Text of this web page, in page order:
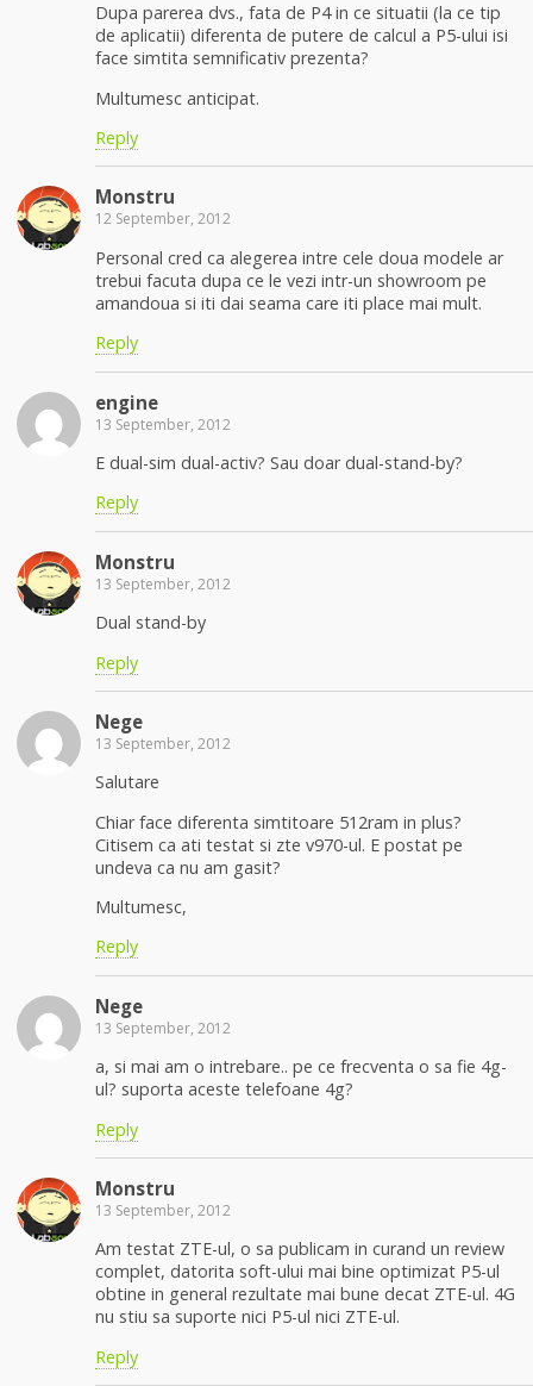
Dupa parerea dvs., fata de P4 in ce situatii (la ce tip
de aplicatii) diferenta de putere de calcul a P5-ului isi
face simtita semnificativ prezenta?
Multumesc anticipat.
Reply
Monstru
12 September, 2012
Personal cred ca alegerea intre cele doua modele ar
trebui facuta dupa ce le vezi intr-un showroom pe
amandoua si iti dai seama care iti place mai mult.
Reply
engine
13 September, 2012
E dual-sim dual-activ? Sau doar dual-stand-by?
Reply
Monstru
13 September, 2012
Dual stand-by
Reply
Nege
13 September, 2012
Salutare
Chiar face diferenta simtitoare 512ram in plus?
Citisem ca ati testat si zte v970-ul. E postat pe
undeva ca nu am gasit?
Multumesc,
Reply
Nege
13 September, 2012
a, si mai am o intrebare.. pe ce frecventa o sa fie 4g-
ul? suporta aceste telefoane 4g?
Reply
Monstru
13 September, 2012
Am testat ZTE-ul, o sa publicam in curand un review
complet, datorita soft-ului mai bine optimizat P5-ul
obtine in general rezultate mai bune decat ZTE-ul. 4G
nu stiu sa suporte nici P5-ul nici ZTE-ul.
Reply